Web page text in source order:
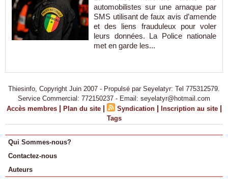
automobilistes sur une arnaque par
SMS utilisant de faux avis d’amende
et des liens frauduleux pour voler
leurs données. La Police nationale
met en garde les...
Thiesinfo, Copyright Juin 2007 - Propulsé par Seyelatyr: Tel 775312579.
Service Commercial: 772150237 - Email: seyelatyr@hotmail.com
Accès membres | Plan du site | Syndication | Inscription au site |
Tags
Qui Sommes-nous?
Contactez-nous
Auteurs